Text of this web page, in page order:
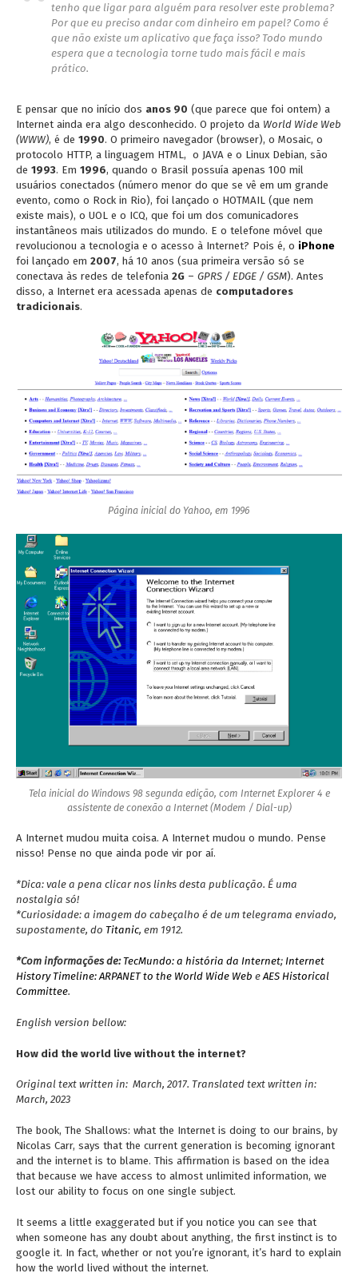
tenho que ligar para alguém para resolver este problema?
Por que eu preciso andar com dinheiro em papel? Como é
que não existe um aplicativo que faça isso? Todo mundo
espera que a tecnologia torne tudo mais fácil e mais
prático.
E pensar que no início dos anos 90 (que parece que foi ontem) a
Internet ainda era algo desconhecido. O projeto da World Wide Web
(WWW), é de 1990. O primeiro navegador (browser), o Mosaic, o
protocolo HTTP, a linguagem HTML, o JAVA e o Linux Debian, são
de 1993. Em 1996, quando o Brasil possuía apenas 100 mil
usuários conectados (número menor do que se vê em um grande
evento, como o Rock in Rio), foi lançado o HOTMAIL (que nem
existe mais), o UOL e o ICQ, que foi um dos comunicadores
instantâneos mais utilizados do mundo. E o telefone móvel que
revolucionou a tecnologia e o acesso à Internet? Pois é, o iPhone
foi lançado em 2007, há 10 anos (sua primeira versão só se
conectava às redes de telefonia 2G – GPRS / EDGE / GSM). Antes
disso, a Internet era acessada apenas de computadores
tradicionais.
Página inicial do Yahoo, em 1996
Tela inicial do Windows 98 segunda edição, com Internet Explorer 4 e
assistente de conexão a Internet (Modem / Dial-up)
A Internet mudou muita coisa. A Internet mudou o mundo. Pense
nisso! Pense no que ainda pode vir por aí.
*Dica: vale a pena clicar nos links desta publicação. É uma
nostalgia só!
*Curiosidade: a imagem do cabeçalho é de um telegrama enviado,
supostamente, do Titanic, em 1912.
*Com informações de: TecMundo: a história da Internet; Internet
History Timeline: ARPANET to the World Wide Web e AES Historical
Committee.
English version bellow:
How did the world live without the internet?
Original text written in: March, 2017. Translated text written in:
March, 2023
The book, The Shallows: what the Internet is doing to our brains, by
Nicolas Carr, says that the current generation is becoming ignorant
and the internet is to blame. This affirmation is based on the idea
that because we have access to almost unlimited information, we
lost our ability to focus on one single subject.
It seems a little exaggerated but if you notice you can see that
when someone has any doubt about anything, the first instinct is to
google it. In fact, whether or not you’re ignorant, it’s hard to explain
how the world lived without the internet.